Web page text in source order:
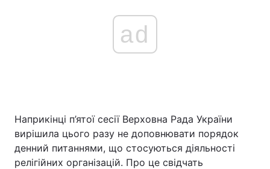
ad
Наприкінці п’ятої сесії Верховна Рада України
вирішила цього разу не доповнювати порядок
денний питаннями, що стосуються діяльності
релігійних організацій. Про це свідчать